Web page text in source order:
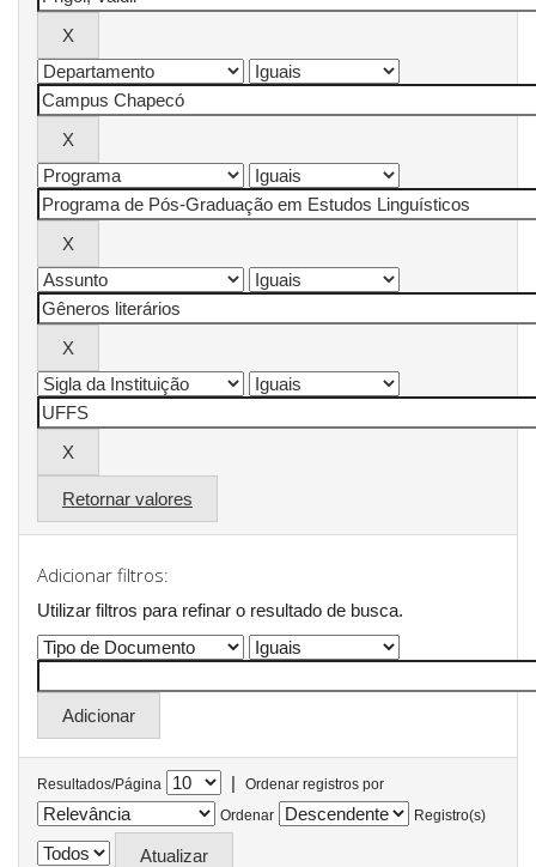
Retornar valores
Adicionar filtros:
Utilizar filtros para refinar o resultado de busca.
Resultados/Página |
Ordenar registros por
Ordenar
Registro(s)